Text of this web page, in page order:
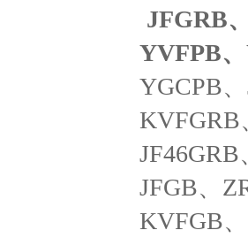
JFGRB
YVFPB
YGCPB
KVFGRB
JFGB、
KVFGB